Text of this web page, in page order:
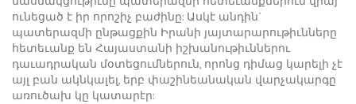
ունեցած է իր որոշիչ բաժինը: Ասկէ անդին`
պատերազմի ընթացքին Իրանի յայտարարութիւնները
հետեւանք են Հայաստանի իշխանութիւններու
դաւադրական մօտեցումներուն, որոնց դիմաց կարելի չէ
այլ բան ակնկալել, երբ փաշինեանական վարչակարգը
առուծախ կը կատարէր: